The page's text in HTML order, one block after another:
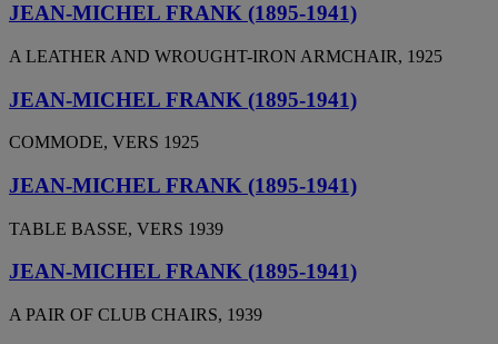
JEAN-MICHEL FRANK (1895-1941)
A LEATHER AND WROUGHT-IRON ARMCHAIR, 1925
JEAN-MICHEL FRANK (1895-1941)
COMMODE, VERS 1925
JEAN-MICHEL FRANK (1895-1941)
TABLE BASSE, VERS 1939
JEAN-MICHEL FRANK (1895-1941)
A PAIR OF CLUB CHAIRS, 1939